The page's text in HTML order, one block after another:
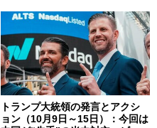
トランプ大統領の発言とアクシ
ョン（10月9日～15日）：今回は